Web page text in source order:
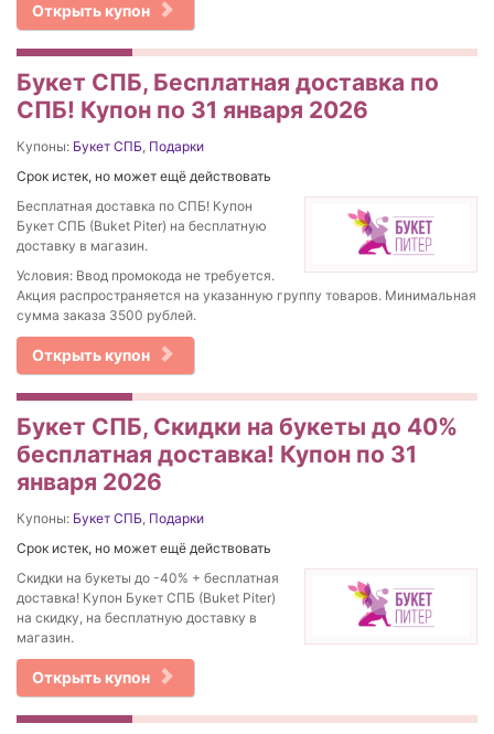
Открыть купон
Букет СПБ, Бесплатная доставка по
СПБ! Купон по 31 января 2026
Купоны: Букет СПБ, Подарки
Срок истек, но может ещё действовать
Бесплатная доставка по СПБ! Купон
Букет СПБ (Buket Piter) на бесплатную
доставку в магазин.
Условия: Ввод промокода не требуется.
Акция распространяется на указанную группу товаров. Минимальная
сумма заказа 3500 рублей.
Открыть купон
Букет СПБ, Скидки на букеты до 40%
бесплатная доставка! Купон по 31
января 2026
Купоны: Букет СПБ, Подарки
Срок истек, но может ещё действовать
Скидки на букеты до -40% + бесплатная
доставка! Купон Букет СПБ (Buket Piter)
на скидку, на бесплатную доставку в
магазин.
Открыть купон